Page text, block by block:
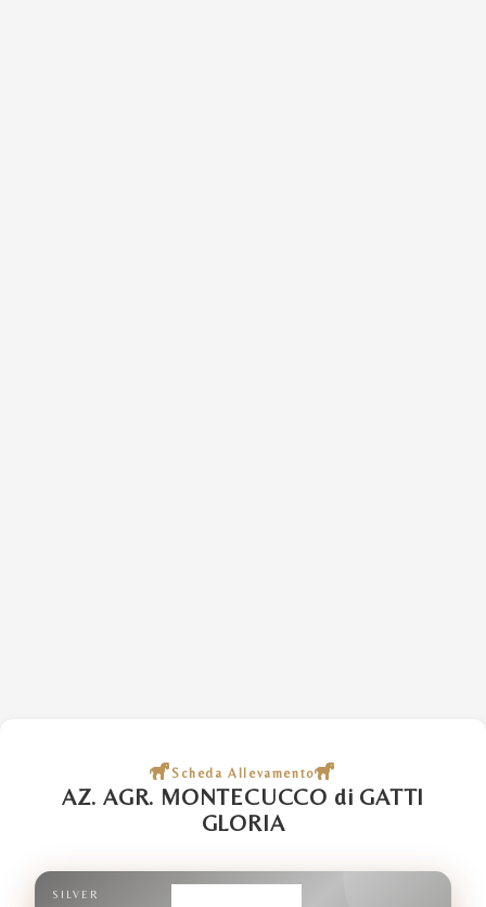
Scheda Allevamento
AZ. AGR. MONTECUCCO di GATTI
GLORIA
SILVER